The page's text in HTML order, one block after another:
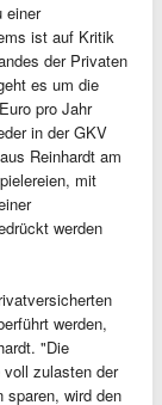
einer
ist auf Kritik
der Privaten
es um die
pro Jahr
in der GKV
Reinhardt am
mit
werden
werden,
"Die
zulasten der
sparen, wird den